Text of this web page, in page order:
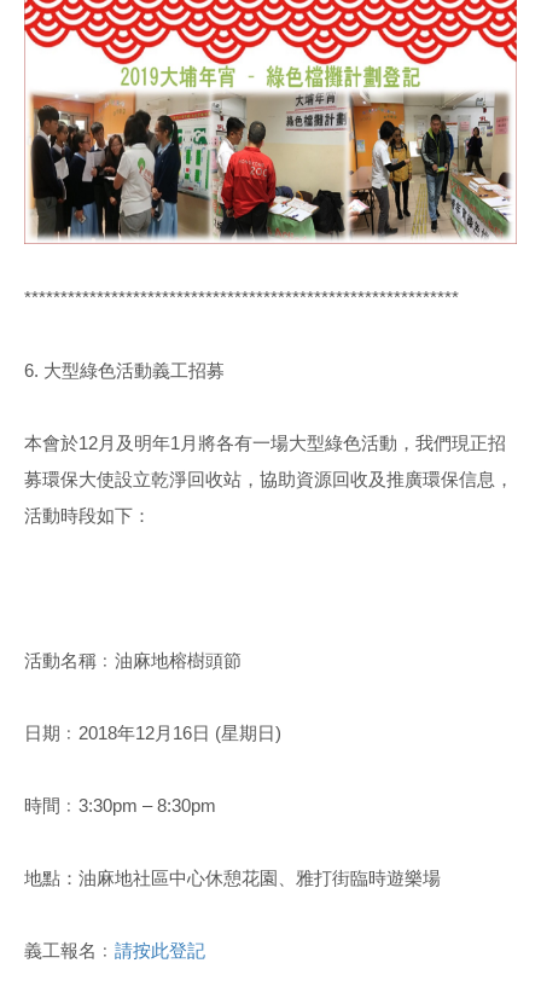
************************************************************
6. 大型綠色活動義工招募
本會於12月及明年1月將各有一場大型綠色活動，我們現正招
募環保大使設立乾淨回收站，協助資源回收及推廣環保信息，
活動時段如下：
活動名稱﹕油麻地榕樹頭節
日期﹕2018年12月16日 (星期日)
時間﹕3:30pm – 8:30pm
地點：油麻地社區中心休憩花園、雅打街臨時遊樂場
義工報名﹕ 請按此登記